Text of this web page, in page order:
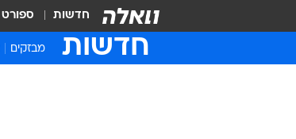
חדשות ספורט
חדשות מבזקים